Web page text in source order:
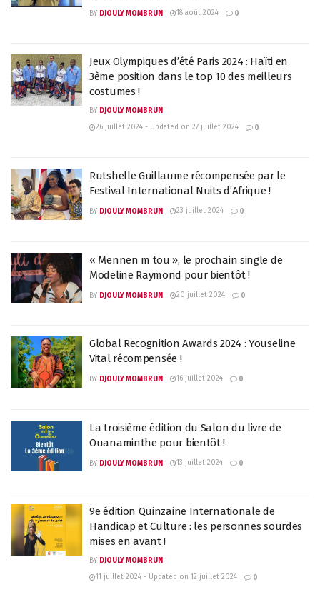
BY DJOULY MOMBRUN 18 août 2024 0
Jeux Olympiques d’été Paris 2024 : Haïti en
3ème position dans le top 10 des meilleurs
costumes !
BY DJOULY MOMBRUN
26 juillet 2024 - Updated on 27 juillet 2024
0
Rutshelle Guillaume récompensée par le
Festival International Nuits d’Afrique !
BY DJOULY MOMBRUN 23 juillet 2024 0
« Mennen m tou », le prochain single de
Modeline Raymond pour bientôt !
BY DJOULY MOMBRUN 20 juillet 2024 0
Global Recognition Awards 2024 : Youseline
Vital récompensée !
BY DJOULY MOMBRUN 16 juillet 2024 0
La troisième édition du Salon du livre de
Ouanaminthe pour bientôt !
BY DJOULY MOMBRUN 13 juillet 2024 0
9e édition Quinzaine Internationale de
Handicap et Culture : les personnes sourdes
mises en avant !
BY DJOULY MOMBRUN
11 juillet 2024 - Updated on 12 juillet 2024
0